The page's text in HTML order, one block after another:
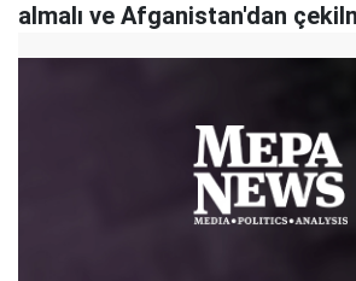
almalı ve Afganistan'dan